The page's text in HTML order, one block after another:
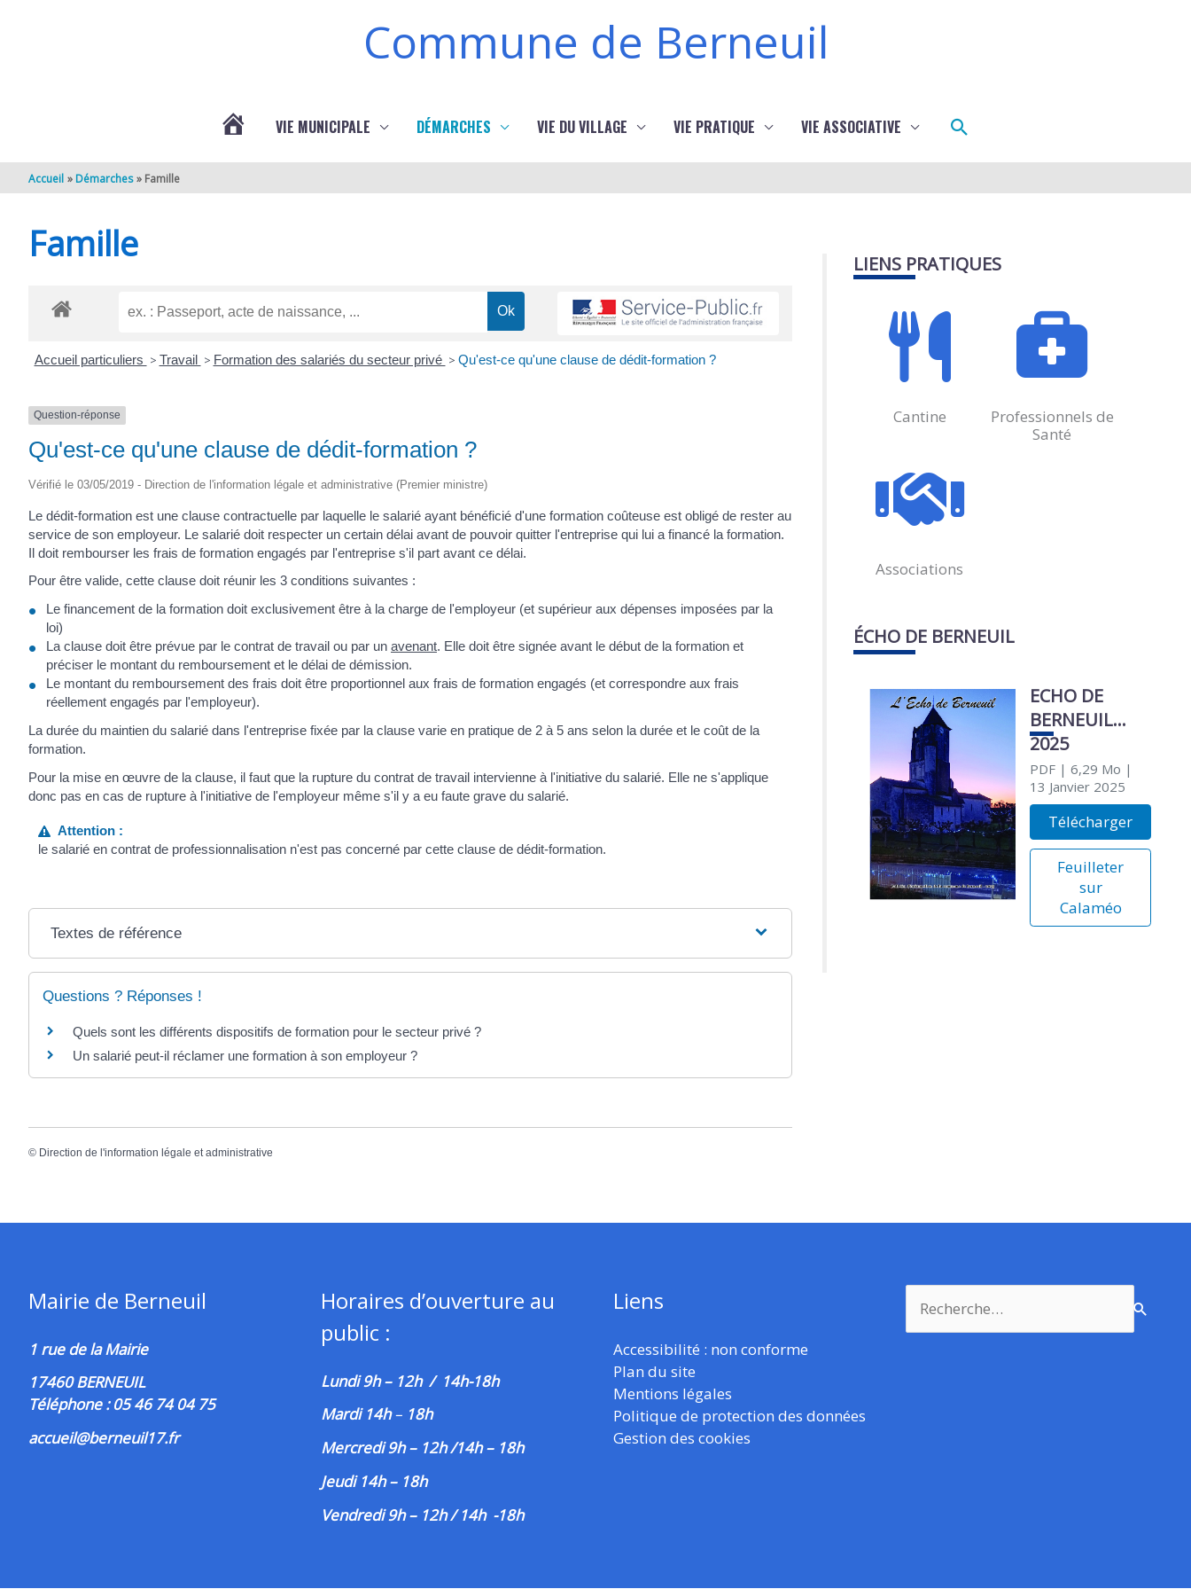
Commune de Berneuil
VIE MUNICIPALE DÉMARCHES VIE DU VILLAGE VIE PRATIQUE VIE ASSOCIATIVE Rechercher
Accueil Démarches Famille
Famille
Accueil particuliers > Travail > Formation des salariés du secteur privé > Qu'est-ce qu'une clause de dédit-formation ?
Question-réponse
Qu'est-ce qu'une clause de dédit-formation ?
Vérifié le 03/05/2019 - Direction de l'information légale et administrative (Premier ministre)
Le dédit-formation est une clause contractuelle par laquelle le salarié ayant bénéficié d'une formation coûteuse est obligé de rester au
service de son employeur. Le salarié doit respecter un certain délai avant de pouvoir quitter l'entreprise qui lui a financé la formation.
Il doit rembourser les frais de formation engagés par l'entreprise s'il part avant ce délai.
Pour être valide, cette clause doit réunir les 3 conditions suivantes :
Le financement de la formation doit exclusivement être à la charge de l'employeur (et supérieur aux dépenses imposées par la
loi)
La clause doit être prévue par le contrat de travail ou par un avenant. Elle doit être signée avant le début de la formation et
préciser le montant du remboursement et le délai de démission.
Le montant du remboursement des frais doit être proportionnel aux frais de formation engagés (et correspondre aux frais
réellement engagés par l'employeur).
La durée du maintien du salarié dans l'entreprise fixée par la clause varie en pratique de 2 à 5 ans selon la durée et le coût de la
formation.
Pour la mise en œuvre de la clause, il faut que la rupture du contrat de travail intervienne à l'initiative du salarié. Elle ne s'applique
donc pas en cas de rupture à l'initiative de l'employeur même s'il y a eu faute grave du salarié.
Attention :
le salarié en contrat de professionnalisation n'est pas concerné par cette clause de dédit-formation.
Textes de référence
Questions ? Réponses !
Quels sont les différents dispositifs de formation pour le secteur privé ?
Un salarié peut-il réclamer une formation à son employeur ?
© Direction de l'information légale et administrative
LIENS PRATIQUES
Cantine
Professionnels de
Santé
Associations
ÉCHO DE BERNEUIL
ECHO DE
BERNEUIL
2025
PDF| 6,29 Mo |
13 Janvier 2025
Télécharger
Feuilleter
sur
Calaméo
Mairie de Berneuil
1 rue de la Mairie
17460 BERNEUIL
Téléphone : 05 46 74 04 75
accueil@berneuil17.fr
Horaires d’ouverture au
public :
Lundi 9h – 12h / 14h-18h
Mardi 14h– 18h
Mercredi 9h – 12h /14h – 18h
Jeudi 14h – 18h
Vendredi 9h – 12h / 14h -18h
Liens
Accessibilité : non conforme
Plan du site
Mentions légales
Politique de protection des données
Gestion des cookies